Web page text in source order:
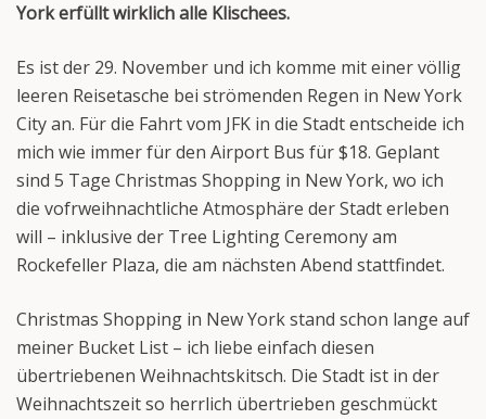
York erfüllt wirklich alle Klischees.
Es ist der 29. November und ich komme mit einer völlig
leeren Reisetasche bei strömenden Regen in New York
City an. Für die Fahrt vom JFK in die Stadt entscheide ich
mich wie immer für den Airport Bus für $18. Geplant
sind 5 Tage Christmas Shopping in New York, wo ich
die vofrweihnachtliche Atmosphäre der Stadt erleben
will – inklusive der Tree Lighting Ceremony am
Rockefeller Plaza, die am nächsten Abend stattfindet.
Christmas Shopping in New York stand schon lange auf
meiner Bucket List – ich liebe einfach diesen
übertriebenen Weihnachtskitsch. Die Stadt ist in der
Weihnachtszeit so herrlich übertrieben geschmückt